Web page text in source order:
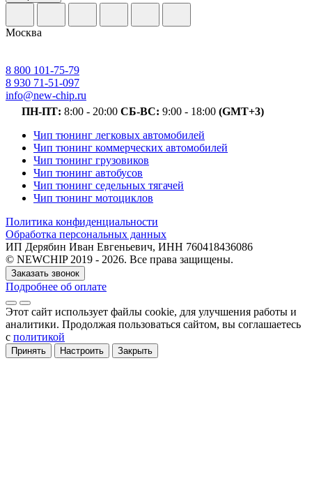
Москва
8 800 101-75-79
8 930 71-51-097
info@new-chip.ru
ПН-ПТ: 8:00 - 20:00 СБ-ВС: 9:00 - 18:00 (GMT+3)
Чип тюнинг легковых автомобилей
Чип тюнинг коммерческих автомобилей
Чип тюнинг грузовиков
Чип тюнинг автобусов
Чип тюнинг седельных тягачей
Чип тюнинг мотоциклов
Политика конфиденциальности
Обработка персональных данных
ИП Дерябин Иван Евгеньевич, ИНН 760418436086
© NEWCHIP 2019 - 2026. Все права защищены.
Заказать звонок
Подробнее об оплате
Этот сайт использует файлы cookie, для улучшения работы и
аналитики. Продолжая пользоваться сайтом, вы соглашаетесь
с политикой
Принять Настроить Закрыть